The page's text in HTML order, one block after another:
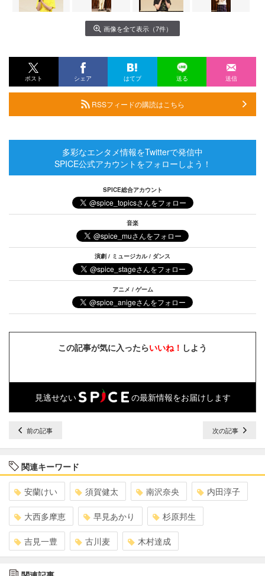
画像を全て表示（7件）
ポスト シェア はてブ 送る 送信
RSSフィードの購読はこちら
多彩なエンタメ情報をTwitterで発信中
SPICE公式アカウントをフォローしよう！
SPICE総合アカウント
音楽
演劇 / ミュージカル / ダンス
アニメ / ゲーム
この記事が気に入ったらいいね！ しよう
見逃せない の最新情報をお届けします
前の記事 次の記事
関連キーワード
安蘭けい 須賀健太 南沢奈央 内田淳子
大西多摩恵 早見あかり 杉原邦生
吉見一豊 古川麦 木村達成